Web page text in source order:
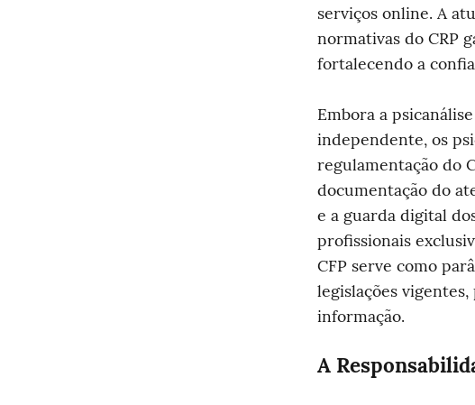
serviços online. A
normativas do CRP
fortalecendo a
Embora a
independente, os
regulamentação do
documentação do
e a guarda digital
profissionais
CFP serve como
legislações
informação.
A